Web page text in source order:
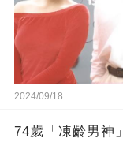
2024/09/18
74歲「凍齡男神